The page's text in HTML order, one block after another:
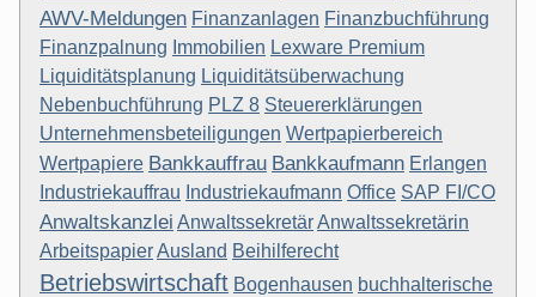
AWV-Meldungen Finanzanlagen Finanzbuchführung
Finanzpalnung Immobilien Lexware Premium
Liquiditätsplanung Liquiditätsüberwachung
Nebenbuchführung PLZ 8 Steuererklärungen
Unternehmensbeteiligungen Wertpapierbereich
Wertpapiere Bankkauffrau Bankkaufmann Erlangen
Industriekauffrau Industriekaufmann Office SAP FI/CO
Anwaltskanzlei AnwaltssekretärAnwaltssekretärin
ArbeitspapierAusland Beihilferecht
Betriebswirtschaft Bogenhausen buchhalterische